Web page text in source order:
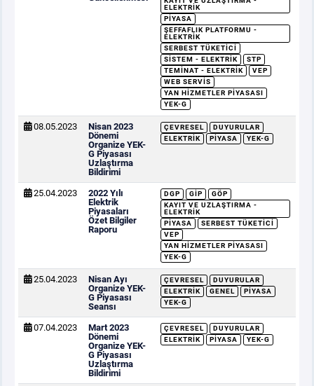
ELEKTRIK
PIYASA
ŞEFFAFLIK PLATFORMU -
ELEKTRIK
SERBEST TÜKETICI
SISTEM - ELEKTRIK
STP
TEMINAT - ELEKTRIK
VEP
WEB SERVIS
YAN HIZMETLER PIYASASI
YEK-G
08.05.2023
Nisan 2023
Dönemi
Organize YEK-
G Piyasası
Uzlaştırma
Bildirimi
ÇEVRESEL
DUYURULAR
ELEKTRIK
PIYASA YEK-G
25.04.2023
2022 Yılı
Elektrik
Piyasaları
Özet Bilgiler
Raporu
DGP GİP
GÖP
KAYIT VE UZLAŞTIRMA -
ELEKTRIK
PIYASA
SERBEST TÜKETICI
VEP
YAN HIZMETLER PIYASASI
YEK-G
25.04.2023
Nisan Ayı
Organize YEK-
G Piyasası
Seansı
ÇEVRESEL
DUYURULAR
ELEKTRIK
GENEL
PIYASA
YEK-G
07.04.2023
Mart 2023
Dönemi
Organize YEK-
G Piyasası
Uzlaştırma
Bildirimi
ÇEVRESEL
DUYURULAR
ELEKTRIK
PIYASA YEK-G